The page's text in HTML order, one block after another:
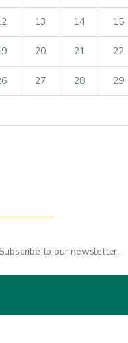
13 14 15
20 21 22
27 28 29
to our newsletter.